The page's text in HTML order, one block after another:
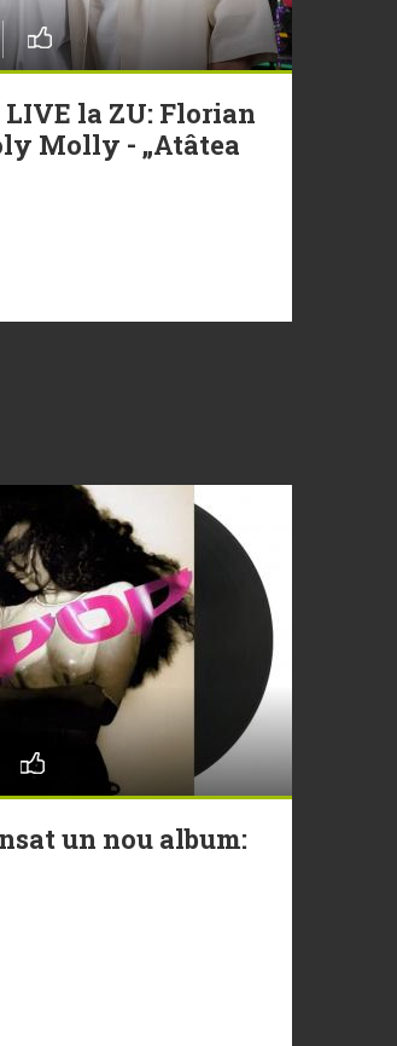
LIVE la ZU: Florian
Molly - „Atâtea
un nou album: